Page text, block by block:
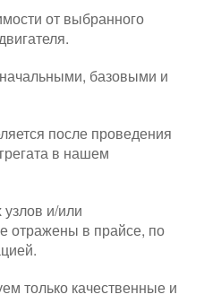
от выбранного
базовыми и
после проведения
в нашем
и/или
отражены в прайсе, по
только качественные и